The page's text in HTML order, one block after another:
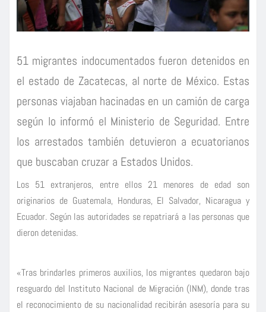
51 migrantes indocumentados fueron detenidos en
el estado de Zacatecas, al norte de México. Estas
personas viajaban hacinadas en un camión de carga
según lo informó el Ministerio de Seguridad. Entre
los arrestados también detuvieron a ecuatorianos
que buscaban cruzar a Estados Unidos.
Los 51 extranjeros, entre ellos 21 menores de edad son
originarios de Guatemala, Honduras, El Salvador, Nicaragua y
Ecuador. Según las autoridades se repatriará a las personas que
dieron detenidas.
«Tras brindarles primeros auxilios, los migrantes quedaron bajo
resguardo del Instituto Nacional de Migración (INM), donde tras
el reconocimiento de su nacionalidad recibirán asesoría para su